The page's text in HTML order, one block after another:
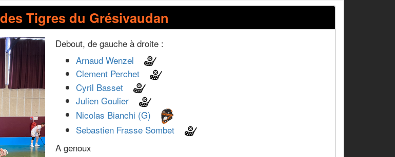
Tigres du Grésivaudan
Debout, de gauche à droite :
Arnaud Wenzel
Clement Perchet
Cyril Basset
Julien Goulier
Nicolas Bianchi (G)
Sebastien Frasse Sombet
A genoux